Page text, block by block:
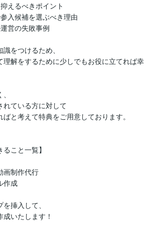
えるべきポイント
入候補を選ぶべき理由
営の失敗事例
をつけるため、
理解をするために少しでもお役に立てれば幸
れている方に対して
と考えて特典をご用意しております。
ること一覧】
画制作代行
作成
挿入して、
いたします！